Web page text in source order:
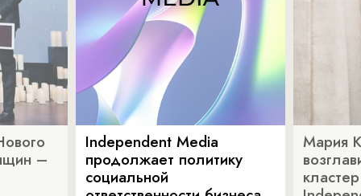
–
Independent Media
продолжает политику
социальной
Мария